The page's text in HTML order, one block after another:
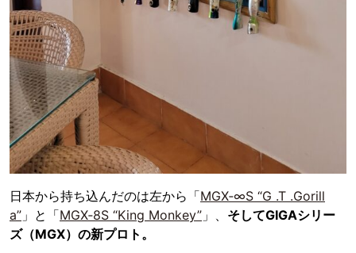
日本から持ち込んだのは左から「MGX‐∞S “G .T .Gorill
a” 」と「MGX‐8S “King Monkey” 」、 そしてGIGAシリー
ズ（MGX）の新プロト。